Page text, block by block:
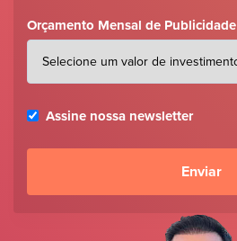
Orçamento Mensal de Publicidade
Assine nossa newsletter